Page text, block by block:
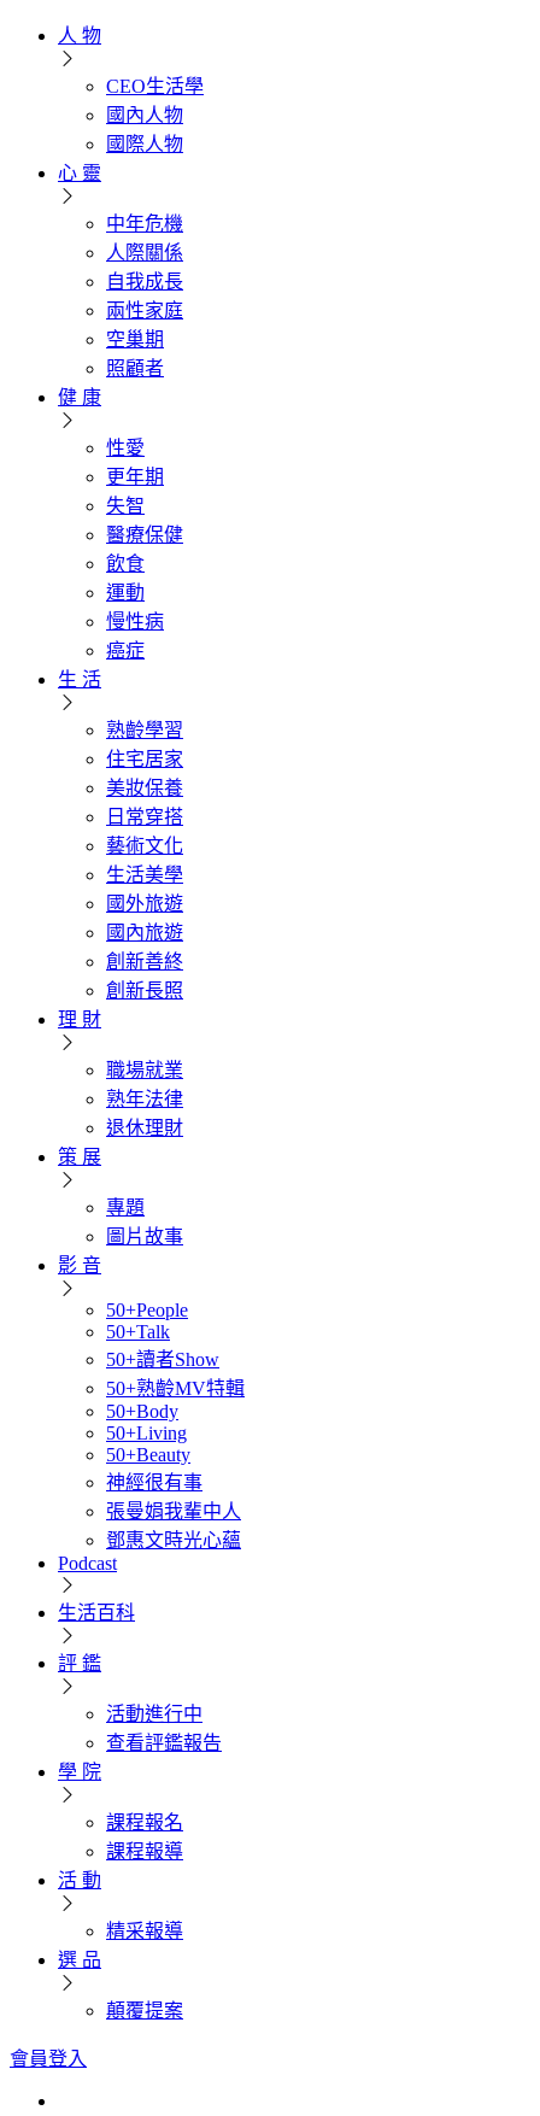
人 物
CEO生活學
國內人物
國際人物
心 靈
中年危機
人際關係
自我成長
兩性家庭
空巢期
照顧者
健 康
性愛
更年期
失智
醫療保健
飲食
運動
慢性病
癌症
生 活
熟齡學習
住宅居家
美妝保養
日常穿搭
藝術文化
生活美學
國外旅遊
國內旅遊
創新善終
創新長照
理 財
職場就業
熟年法律
退休理財
策 展
專題
圖片故事
影 音
50+People
50+Talk
50+讀者Show
50+熟齡MV特輯
50+Body
50+Living
50+Beauty
神經很有事
張曼娟我輩中人
鄧惠文時光心蘊
Podcast
生活百科
評 鑑
活動進行中
查看評鑑報告
學 院
課程報名
課程報導
活 動
精采報導
選 品
顛覆提案
會員登入